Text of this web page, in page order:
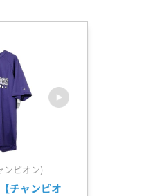
ンピオン)
チャンピオ